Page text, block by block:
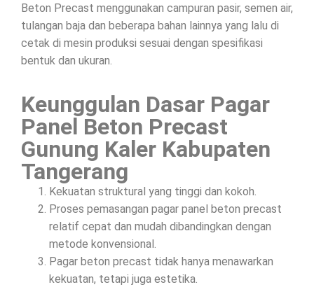
Beton Precast menggunakan campuran pasir, semen air,
tulangan baja dan beberapa bahan lainnya yang lalu di
cetak di mesin produksi sesuai dengan spesifikasi
bentuk dan ukuran.
Keunggulan Dasar Pagar
Panel Beton Precast
Gunung Kaler Kabupaten
Tangerang
Kekuatan struktural yang tinggi dan kokoh.
Proses pemasangan pagar panel beton precast
relatif cepat dan mudah dibandingkan dengan
metode konvensional.
Pagar beton precast tidak hanya menawarkan
kekuatan, tetapi juga estetika.